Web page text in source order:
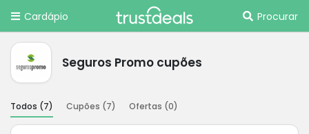
Cardápio Procurar
Seguros Promo cupões
Todos (7) Cupões (7) Ofertas (0)